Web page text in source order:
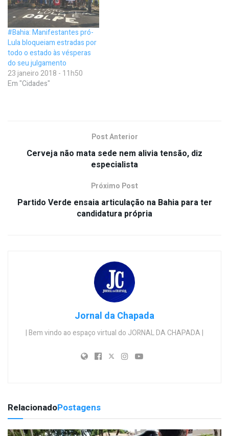
#Bahia: Manifestantes pró-
Lula bloqueiam estradas por
todo o estado às vésperas
do seu julgamento
23 janeiro 2018 - 11h50
Em "Cidades"
Post Anterior
Cerveja não mata sede nem alivia tensão, diz
especialista
Próximo Post
Partido Verde ensaia articulação na Bahia para ter
candidatura própria
Jornal da Chapada
| Bem vindo ao espaço virtual do JORNAL DA CHAPADA |
RelacionadoPostagens